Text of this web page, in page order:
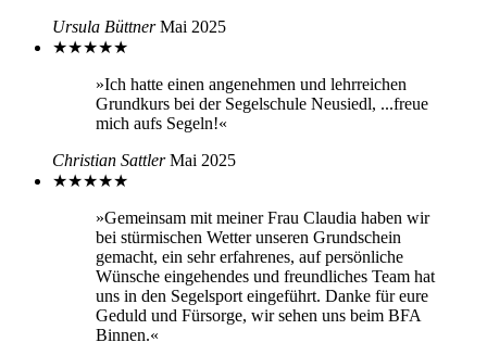
Ursula Büttner Mai 2025
★★★★★
»Ich hatte einen angenehmen und lehrreichen
Grundkurs bei der Segelschule Neusiedl, ...freue
mich aufs Segeln!«
Christian Sattler Mai 2025
★★★★★
»Gemeinsam mit meiner Frau Claudia haben wir
bei stürmischen Wetter unseren Grundschein
gemacht, ein sehr erfahrenes, auf persönliche
Wünsche eingehendes und freundliches Team hat
uns in den Segelsport eingeführt. Danke für eure
Geduld und Fürsorge, wir sehen uns beim BFA
Binnen.«